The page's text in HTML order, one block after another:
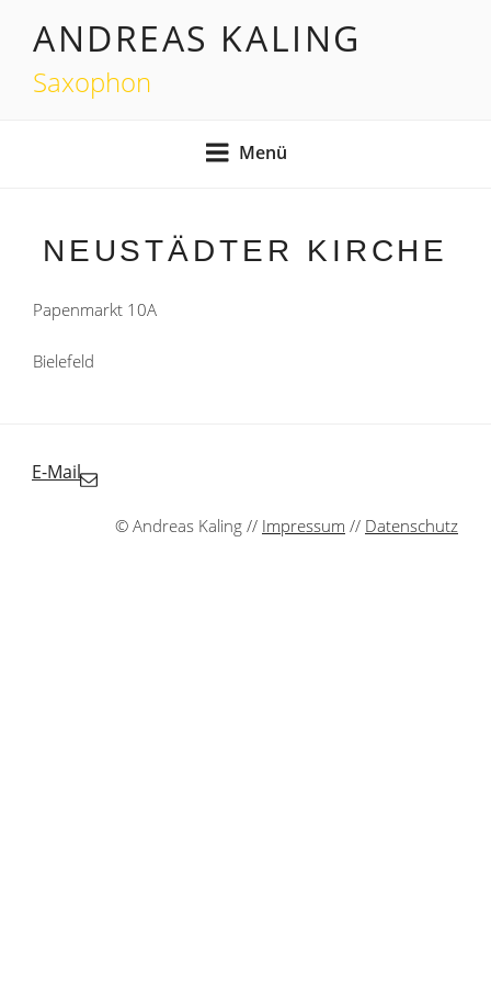
InhaltANDREAS KALING
Saxophon
Menü
NEUSTÄDTER KIRCHE
Papenmarkt 10A
Bielefeld
E-Mail
© Andreas Kaling // Impressum // Datenschutz